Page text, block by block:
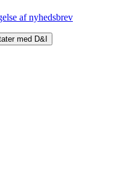
af nyhedsbrev